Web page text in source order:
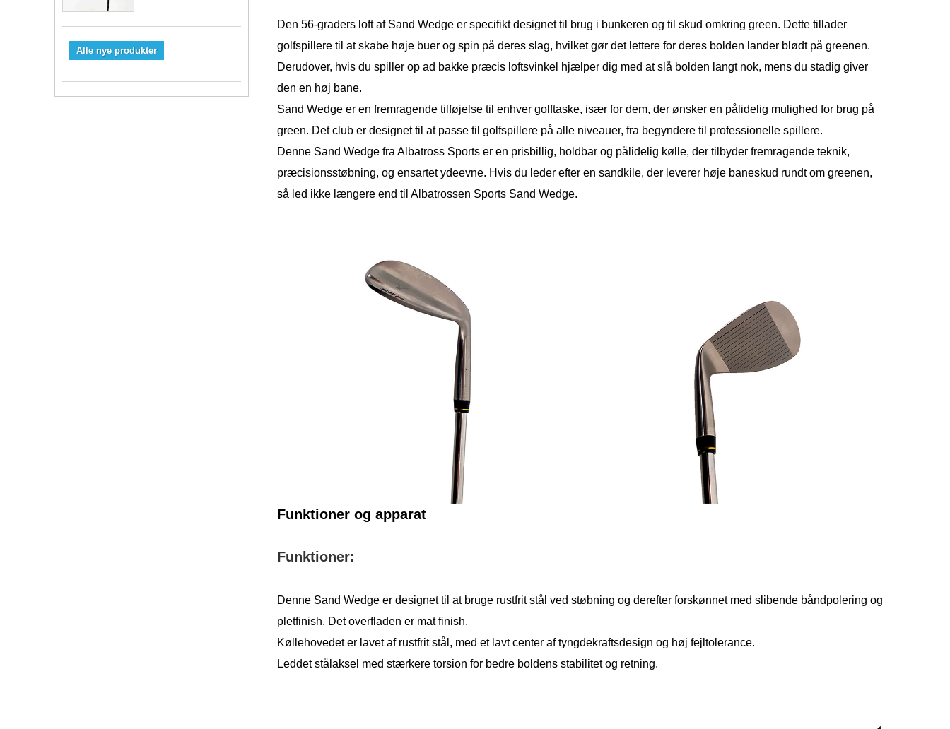
Alle nye produkter
Den 56-graders loft af Sand Wedge er specifikt designet til brug i bunkeren og til skud omkring green. Dette tillader
golfspillere til at skabe høje buer og spin på deres slag, hvilket gør det lettere for deres bolden lander blødt på greenen.
Derudover, hvis du spiller op ad bakke præcis loftsvinkel hjælper dig med at slå bolden langt nok, mens du stadig giver
den en høj bane.
Sand Wedge er en fremragende tilføjelse til enhver golftaske, især for dem, der ønsker en pålidelig mulighed for brug på
green. Det club er designet til at passe til golfspillere på alle niveauer, fra begyndere til professionelle spillere.
Denne Sand Wedge fra Albatross Sports er en prisbillig, holdbar og pålidelig kølle, der tilbyder fremragende teknik,
præcisionsstøbning, og ensartet ydeevne. Hvis du leder efter en sandkile, der leverer høje baneskud rundt om greenen,
så led ikke længere end til Albatrossen Sports Sand Wedge.
Funktioner og apparat
Funktioner:
Denne Sand Wedge er designet til at bruge rustfrit stål ved støbning og derefter forskønnet med slibende båndpolering og
pletfinish. Det overfladen er mat finish.
Køllehovedet er lavet af rustfrit stål, med et lavt center af tyngdekraftsdesign og høj fejltolerance.
Leddet stålaksel med stærkere torsion for bedre boldens stabilitet og retning.